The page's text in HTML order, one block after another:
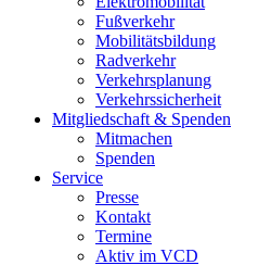
Fußverkehr
Mobilitätsbildung
Radverkehr
Verkehrsplanung
Verkehrssicherheit
Mitgliedschaft & Spenden
Mitmachen
Spenden
Service
Presse
Kontakt
Termine
Aktiv im VCD